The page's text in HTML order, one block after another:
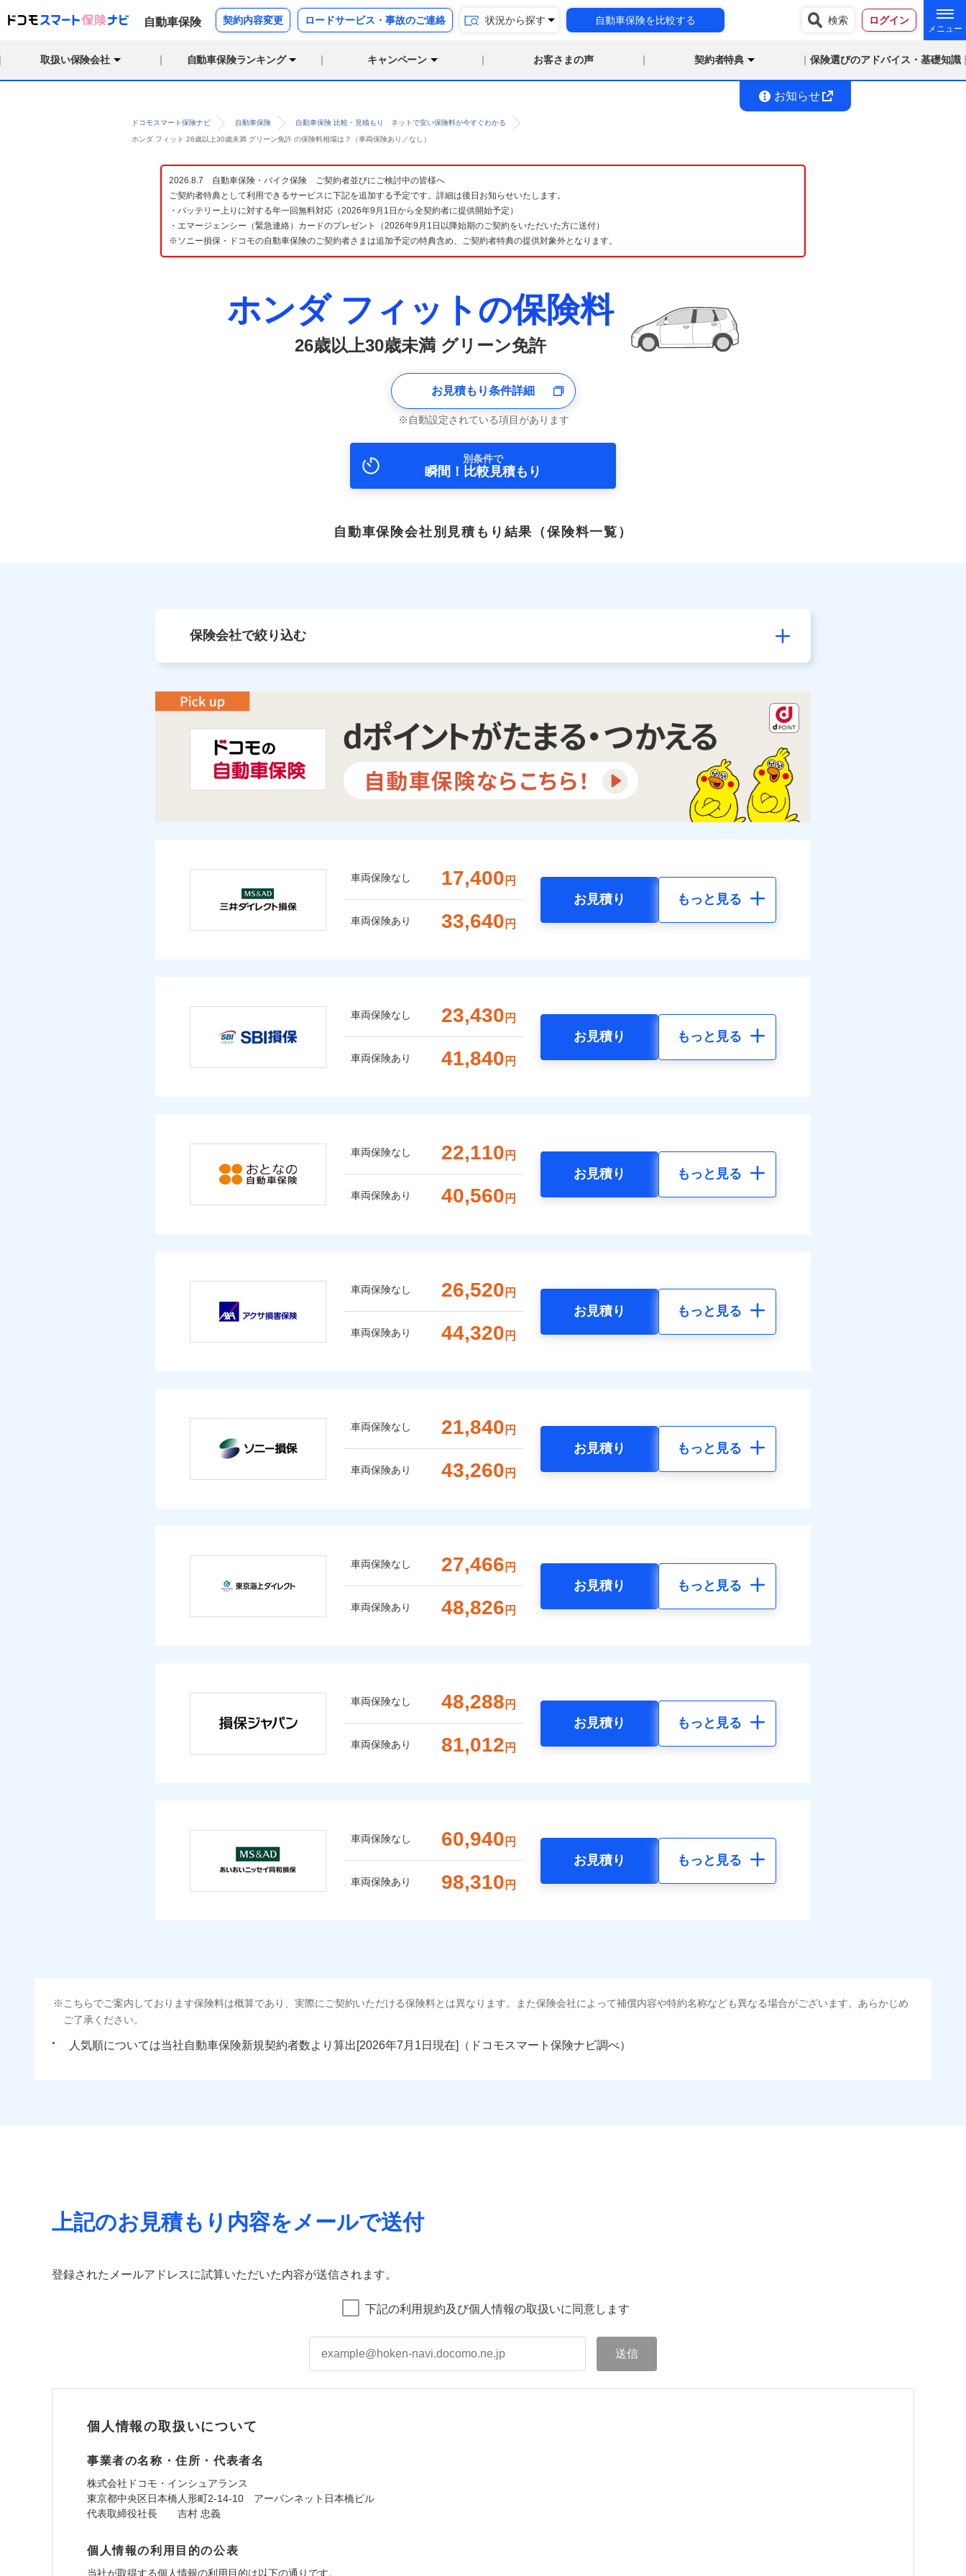
自動車保険 契約内容変更 ロードサービス・事故のご連絡 状況から探す 自動車保険を比較する 検索 ログイン
取扱い保険会社 自動車保険ランキング キャンペーン お客さまの声 契約者特典 保険選びのアドバイス・基礎知識
お知らせ
ドコモスマート保険ナビ 自動車保険 自動車保険 比較・見積もり ネットで安い保険料が今すぐわかる
ホンダ フィット 26歳以上30歳未満 グリーン免許 の保険料相場は？（車両保険あり／なし）
2026.8.7 自動車保険・バイク保険 ご契約者並びにご検討中の皆様へ
ご契約者特典として利用できるサービスに下記を追加する予定です。詳細は後日お知らせいたします。
・バッテリー上りに対する年一回無料対応（2026年9月1日から全契約者に提供開始予定）
・エマージェンシー（緊急連絡）カードのプレゼント（2026年9月1日以降始期のご契約をいただいた方に送付）
※ソニー損保・ドコモの自動車保険のご契約者さまは追加予定の特典含め、ご契約者特典の提供対象外となります。
ホンダ フィットの保険料
26歳以上30歳未満 グリーン免許
お見積もり条件詳細
自動設定されている項目があります
別条件で
瞬間！比較見積もり
自動車保険会社別見積もり結果 （保険料一覧）
保険会社で絞り込む
車両保険なし 17,400 円
車両保険あり 33,640 円
お見積り もっと見る
車両保険なし 23,430 円
車両保険あり 41,840 円
お見積り もっと見る
車両保険なし 22,110 円
車両保険あり 40,560 円
お見積り もっと見る
車両保険なし 26,520 円
車両保険あり 44,320 円
お見積り もっと見る
車両保険なし 21,840 円
車両保険あり 43,260 円
お見積り もっと見る
車両保険なし 27,466 円
車両保険あり 48,826 円
お見積り もっと見る
車両保険なし 48,288 円
車両保険あり 81,012 円
お見積り もっと見る
車両保険なし 60,940 円
車両保険あり 98,310 円
お見積り もっと見る
こちらでご案内しております保険料は概算であり、実際にご契約いただける保険料とは異なります。また保険会社によって補償内容や特約名称なども異なる場合がございます。あらかじめ
ご了承ください。
人気順については当社 新規契約者数より算出[ 年 月 日現在]（ドコモスマート保険ナビ調べ）
上記のお見積もり内容をメールで送付
登録されたメールアドレスに試算いただいた内容が送信されます。
下記の利用規約及び個人情報の取扱いに同意します
個人情報の取扱いについて
事業者の名称・住所・代表者名
株式会社ドコモ・インシュアランス
東京都中央区日本橋人形町2-14-10 アーバンネット日本橋ビル
代表取締役社長 吉村 忠義
個人情報の利用目的の公表
当社が取得する個人情報の利用目的は以下の通りです。